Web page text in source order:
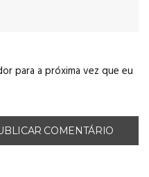
para a próxima vez que eu